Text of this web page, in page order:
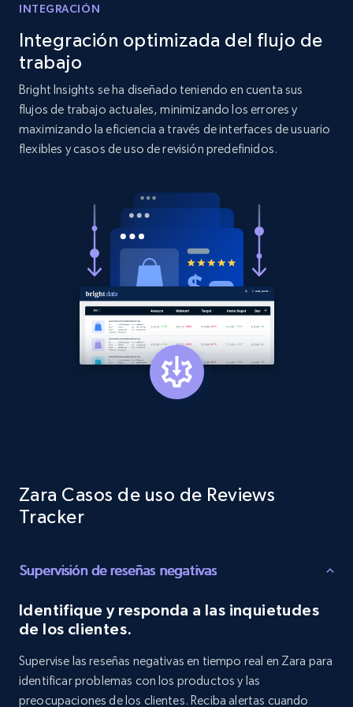
URL, Product id, Listing inventory id, Title, Rating,
Reviews count shop, Reviews count item, Initial
1.9K+ 322+ Comenzar ahora
Amazon products search
Asin, URL, Name, Sponsored, Initial price, Final
price, Currency, Sold, and more.
181+ Comenzar ahora
Target
URL, Product id, Title, Product description,
Rating, Reviews count, Initial price, Discount,
Rating, Reviews count, Initial price, Discount,
and more.
1.3K+ 175+ Comenzar ahora
INTEGRACIÓN
Integración optimizada del flujo de
trabajo
Bright Insights se ha diseñado teniendo en cuenta sus
flujos de trabajo actuales, minimizando los errores y
maximizando la eficiencia a través de interfaces de usuario
flexibles y casos de uso de revisión predefinidos.
Zara Casos de uso de Reviews
Tracker
Supervisión de reseñas negativas
Identifique y responda a las inquietudes
de los clientes.
Supervise las reseñas negativas en tiempo real en Zara para
identificar problemas con los productos y las
preocupaciones de los clientes. Reciba alertas cuando